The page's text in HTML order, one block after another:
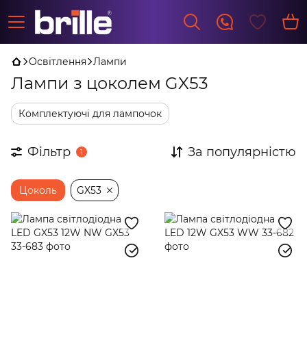
Освітлення Лампи
Лампи з цоколем GX53
Комплектуючі для лампочок
Фільтр 1 За популярністю
Цоколь GX53